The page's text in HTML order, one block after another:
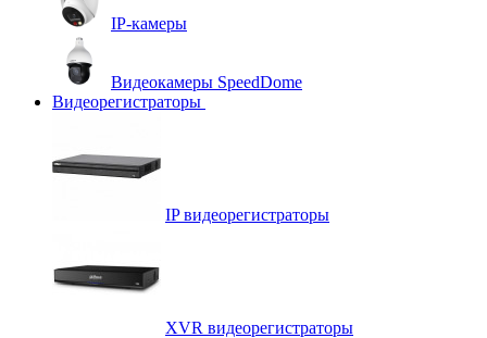
IP-камеры
Видеокамеры SpeedDome
Видеорегистраторы
IP видеорегистраторы
XVR видеорегистраторы